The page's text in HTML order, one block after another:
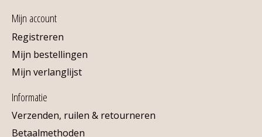
Mijn account
Registreren
Mijn bestellingen
Mijn verlanglijst
Informatie
Verzenden, ruilen & retourneren
Betaalmethoden